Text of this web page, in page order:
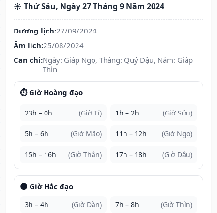
☀️ Thứ Sáu, Ngày 27 Tháng 9 Năm 2024
Dương lịch:27/09/2024
Âm lịch:25/08/2024
Can chi:Ngày: Giáp Ngọ, Tháng: Quý Dậu, Năm: Giáp
Thìn
⏱️ Giờ Hoàng đạo
23h – 0h (Giờ Tí) 1h – 2h (Giờ Sửu)
5h – 6h (Giờ Mão) 11h – 12h (Giờ Ngọ)
15h – 16h (Giờ Thân) 17h – 18h (Giờ Dậu)
🌑 Giờ Hắc đạo
3h – 4h (Giờ Dần) 7h – 8h (Giờ Thìn)